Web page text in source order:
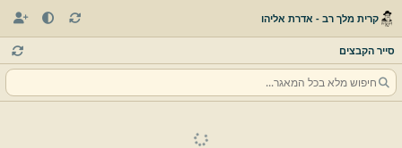
קרית מלך רב - אדרת אליהו
סייר הקבצים